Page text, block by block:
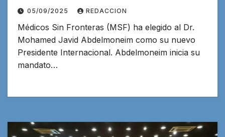
05/09/2025 REDACCION
Médicos Sin Fronteras (MSF) ha elegido al Dr.
Mohamed Javid Abdelmoneim como su nuevo
Presidente Internacional. Abdelmoneim inicia su
mandato…